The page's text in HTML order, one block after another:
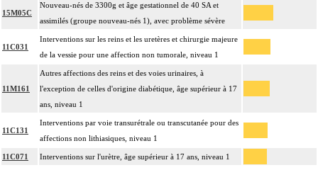
15M05C
Nouveau-nés de 3300g et âge gestationnel de 40 SA et
assimilés (groupe nouveau-nés 1), avec problème sévère
11C031
Interventions sur les reins et les uretères et chirurgie majeure
de la vessie pour une affection non tumorale, niveau 1
11M161
Autres affections des reins et des voies urinaires, à
l'exception de celles d'origine diabétique, âge supérieur à 17
ans, niveau 1
11C131
Interventions par voie transurétrale ou transcutanée pour des
affections non lithiasiques, niveau 1
11C071 Interventions sur l'urètre, âge supérieur à 17 ans, niveau 1